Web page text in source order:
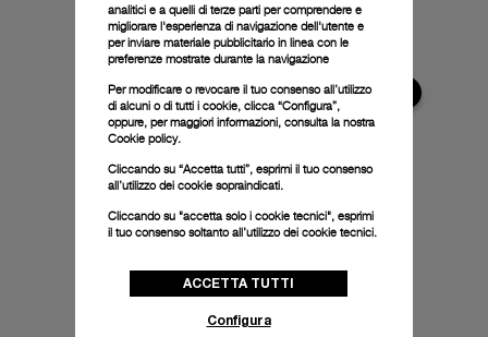
analitici e a quelli di terze parti per comprendere e
migliorare l'esperienza di navigazione dell'utente e
per inviare materiale pubblicitario in linea con le
preferenze mostrate durante la navigazione
Per modificare o revocare il tuo consenso all’utilizzo
di alcuni o di tutti i cookie, clicca “Configura”,
oppure, per maggiori informazioni, consulta la nostra
Cookie policy.
Cliccando su “Accetta tutti”, esprimi il tuo consenso
all’utilizzo dei cookie sopraindicati.
Cliccando su "accetta solo i cookie tecnici", esprimi
il tuo consenso soltanto all’utilizzo dei cookie tecnici.
ACCETTA TUTTI
Configura